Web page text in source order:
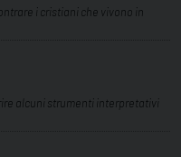
i cristiani che vivono in
alcuni strumenti interpretativi